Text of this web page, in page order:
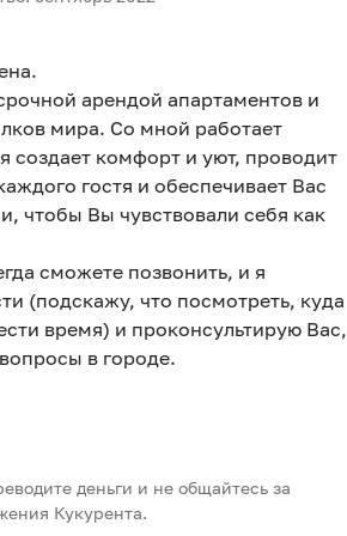
арендой апартаментов и
мира. Со мной работает
создает комфорт и уют, проводит
гостя и обеспечивает Вас
чтобы Вы чувствовали себя как
сможете позвонить, и я
(подскажу, что посмотреть, куда
время) и проконсультирую Вас,
в городе.
деньги и не общайтесь за
Кукурента.